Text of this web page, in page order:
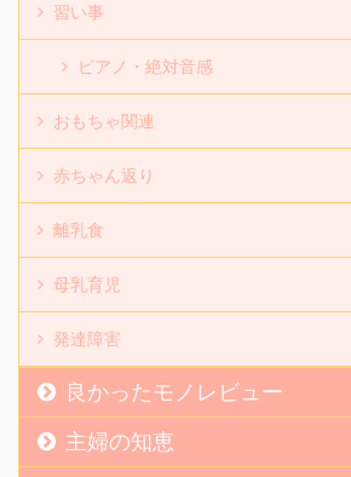
習い事
ピアノ・絶対音感
おもちゃ関連
赤ちゃん返り
離乳食
母乳育児
発達障害
良かったモノレビュー
主婦の知恵